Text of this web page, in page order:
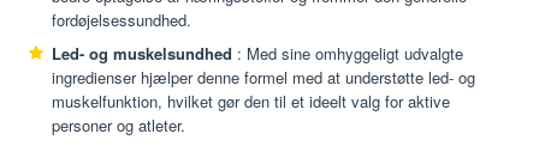
fordøjelsessundhed.
Led- og muskelsundhed : Med sine omhyggeligt udvalgte
ingredienser hjælper denne formel med at understøtte led- og
muskelfunktion, hvilket gør den til et ideelt valg for aktive
personer og atleter.